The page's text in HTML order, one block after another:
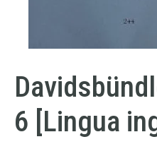
6 [Lingua